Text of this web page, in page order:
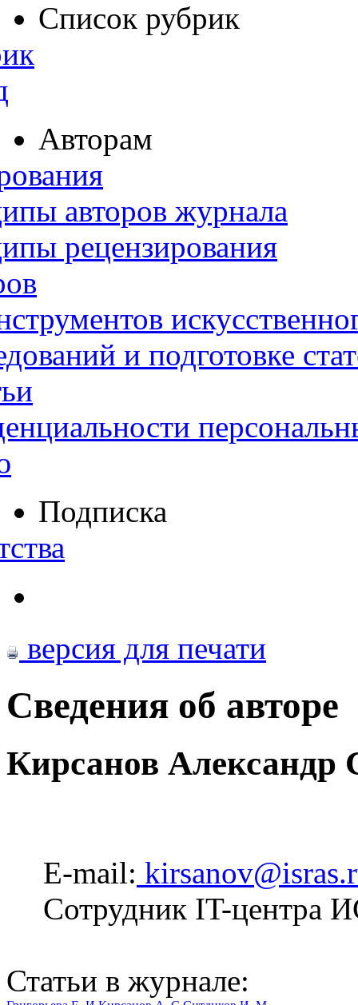
Список рубрик
Авторам
авторов журнала
рецензирования
и подготовке
Подписка
версия для печати
Сведения об авторе
Кирсанов Александр
E-mail:
Сотрудник IT-центра
Статьи в журнале: